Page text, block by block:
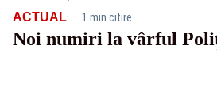
ACTUAL· 1 min citire
Noi numiri la vârful